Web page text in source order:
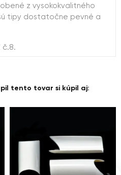
z vysokokvalitného
tipy dostatočne pevné a
č.8.
tento tovar si kúpil aj: